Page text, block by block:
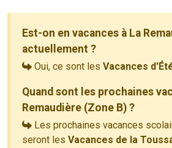
Est-on en vacances à La
actuellement ?
Oui, ce sont les Vacances
Quand sont les prochaines
Remaudière (Zone B) ?
Les prochaines vacances
seront les Vacances de la